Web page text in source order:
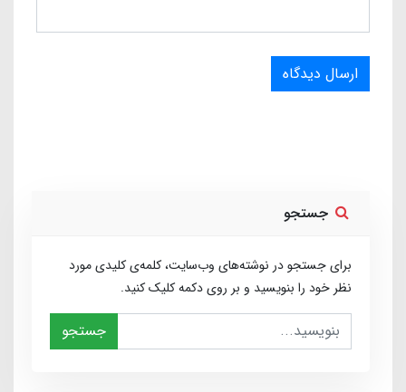
ارسال دیدگاه
جستجو
برای جستجو در نوشته‌های وب‌سایت، کلمه‌ی کلیدی مورد
نظر خود را بنویسید و بر روی دکمه کلیک کنید.
جستجو